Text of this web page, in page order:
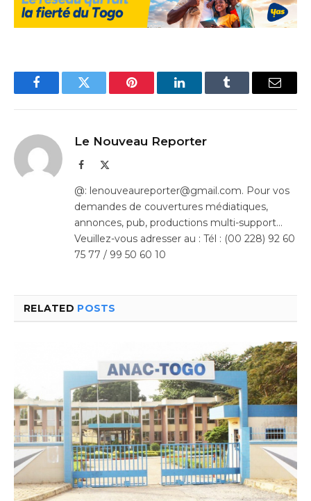
FacebookTwitter Pinterest LinkedInTumblr Email
Le Nouveau Reporter
Facebook
@: lenouveaureporter@gmail.com. Pour vos
demandes de couvertures médiatiques,
annonces, pub, productions multi-support…
Veuillez-vous adresser au : Tél : (00 228) 92 60
75 77 / 99 50 60 10
RELATED POSTS